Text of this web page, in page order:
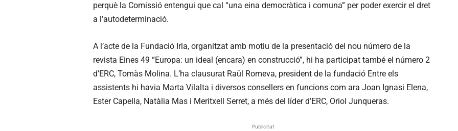
perquè la Comissió entengui que cal “una eina democràtica i comuna” per poder exercir el dret
a l’autodeterminació.
A l’acte de la Fundació Irla, organitzat amb motiu de la presentació del nou número de la
revista Eines 49 “Europa: un ideal (encara) en construcció”, hi ha participat també el número 2
d’ERC, Tomàs Molina. L’ha clausurat Raül Romeva, president de la fundació Entre els
assistents hi havia Marta Vilalta i diversos consellers en funcions com ara Joan Ignasi Elena,
Ester Capella, Natàlia Mas i Meritxell Serret, a més del líder d’ERC, Oriol Junqueras.
Publicitat